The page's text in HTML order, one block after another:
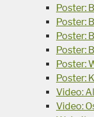
Poster:
Poster:
Poster:
Poster:
Poster:
Poster:
Video:
Video: